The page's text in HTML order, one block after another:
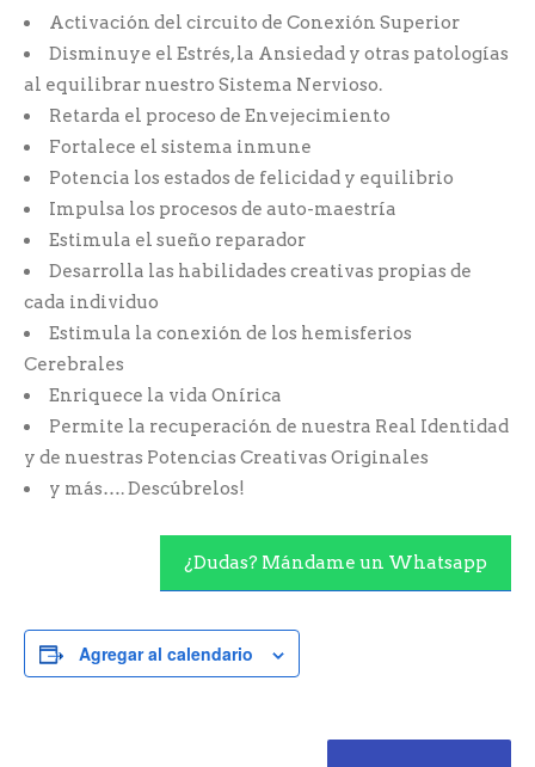
Activación del circuito de Conexión Superior
Disminuye el Estrés, la Ansiedad y otras patologías
al equilibrar nuestro Sistema Nervioso.
Retarda el proceso de Envejecimiento
Fortalece el sistema inmune
Potencia los estados de felicidad y equilibrio
Impulsa los procesos de auto-maestría
Estimula el sueño reparador
Desarrolla las habilidades creativas propias de
cada individuo
Estimula la conexión de los hemisferios
Cerebrales
Enriquece la vida Onírica
Permite la recuperación de nuestra Real Identidad
y de nuestras Potencias Creativas Originales
y más…. Descúbrelos!
¿Dudas? Mándame un Whatsapp
Agregar al calendario